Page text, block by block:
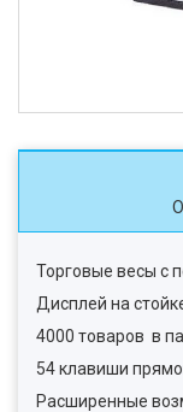
Торговые весы с
Дисплей на
4000 товаров в
54 клавиши
Расширенные